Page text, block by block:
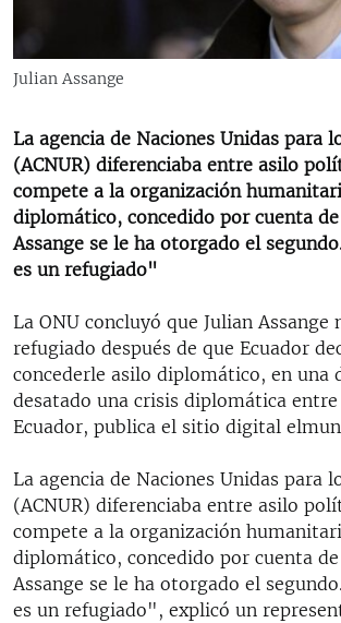
ESPECIALES
LA REALIDAD DE LA VIVIENDA EN CUBA
SER VIEJO EN CUBA
KENTU-CUBANO
LOS SANTOS DE HIALEAH
LA INVASIÓN DE RUSIA A UCRANIA
EDITORIALES
SÍGUENOS
Julian Assange
La agencia de Naciones Unidas para
(ACNUR) diferenciaba entre asilo
compete a la organización
diplomático, concedido por cuenta
Assange se le ha otorgado el
es un refugiado"
La ONU concluyó que Julian Assange
refugiado después de que Ecuador
concederle asilo diplomático, en una
desatado una crisis diplomática
Ecuador, publica el sitio digital
La agencia de Naciones Unidas para
(ACNUR) diferenciaba entre asilo
compete a la organización
diplomático, concedido por cuenta
Assange se le ha otorgado el
es un refugiado", explicó un